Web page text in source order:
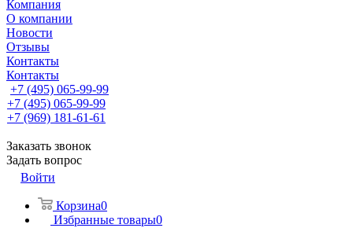
Компания
О компании
Новости
Отзывы
Контакты
Контакты
+7 (495) 065-99-99
+7 (495) 065-99-99
+7 (969) 181-61-61
Заказать звонок
Задать вопрос
Войти
Корзина0
Избранные товары0